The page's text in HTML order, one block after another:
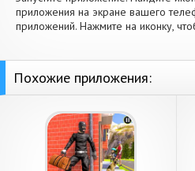
приложения на экране вашего
приложений. Нажмите на иконку,
Похожие приложения: